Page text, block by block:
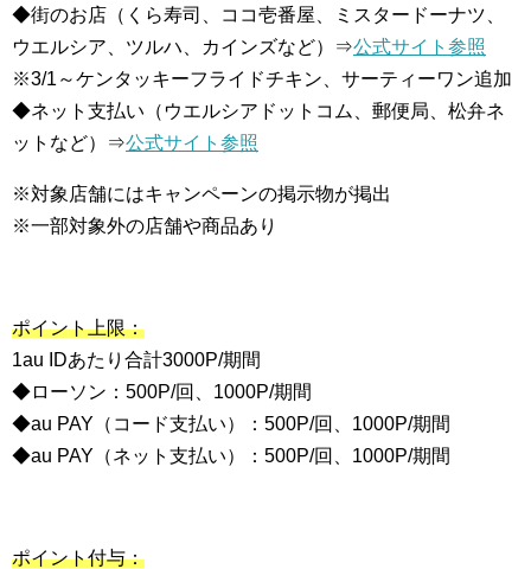
◆街のお店（くら寿司、ココ壱番屋、ミスタードーナツ、
ウエルシア、ツルハ、カインズなど）⇒公式サイト参照
※3/1～ケンタッキーフライドチキン、サーティーワン追加
◆ネット支払い（ウエルシアドットコム、郵便局、松弁ネ
ットなど）⇒公式サイト参照
※対象店舗にはキャンペーンの掲示物が掲出
※一部対象外の店舗や商品あり
ポイント上限：
1au IDあたり合計3000P/期間
◆ローソン：500P/回、1000P/期間
◆au PAY（コード支払い）：500P/回、1000P/期間
◆au PAY（ネット支払い）：500P/回、1000P/期間
ポイント付与：